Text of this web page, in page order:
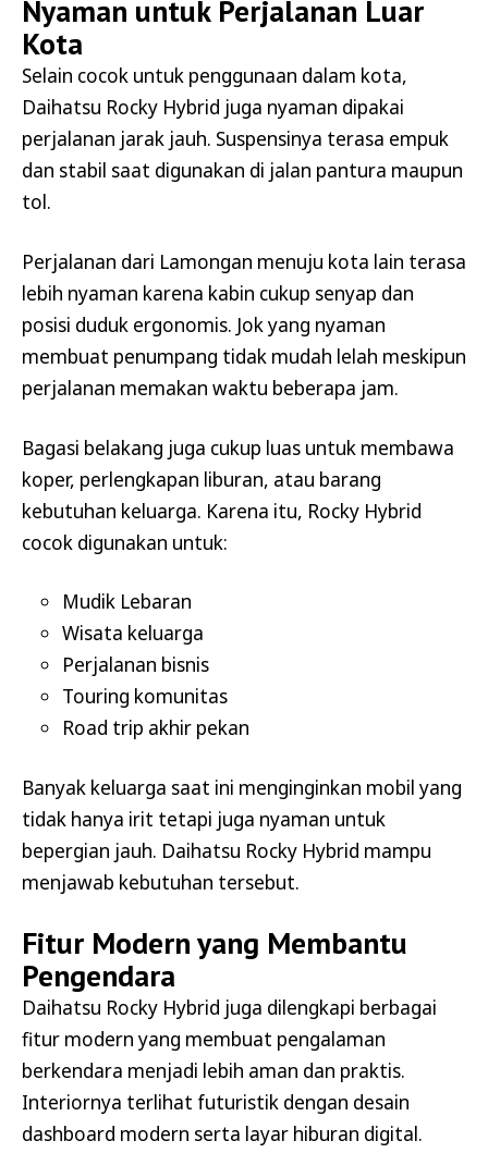
Nyaman untuk Perjalanan Luar
Kota
Selain cocok untuk penggunaan dalam kota,
Daihatsu Rocky Hybrid juga nyaman dipakai
perjalanan jarak jauh. Suspensinya terasa empuk
dan stabil saat digunakan di jalan pantura maupun
tol.
Perjalanan dari Lamongan menuju kota lain terasa
lebih nyaman karena kabin cukup senyap dan
posisi duduk ergonomis. Jok yang nyaman
membuat penumpang tidak mudah lelah meskipun
perjalanan memakan waktu beberapa jam.
Bagasi belakang juga cukup luas untuk membawa
koper, perlengkapan liburan, atau barang
kebutuhan keluarga. Karena itu, Rocky Hybrid
cocok digunakan untuk:
Mudik Lebaran
Wisata keluarga
Perjalanan bisnis
Touring komunitas
Road trip akhir pekan
Banyak keluarga saat ini menginginkan mobil yang
tidak hanya irit tetapi juga nyaman untuk
bepergian jauh. Daihatsu Rocky Hybrid mampu
menjawab kebutuhan tersebut.
Fitur Modern yang Membantu
Pengendara
Daihatsu Rocky Hybrid juga dilengkapi berbagai
fitur modern yang membuat pengalaman
berkendara menjadi lebih aman dan praktis.
Interiornya terlihat futuristik dengan desain
dashboard modern serta layar hiburan digital.